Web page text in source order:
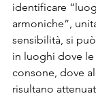
identificare
armoniche”,
sensibilità, si
in luoghi dove
consone, dove
risultano